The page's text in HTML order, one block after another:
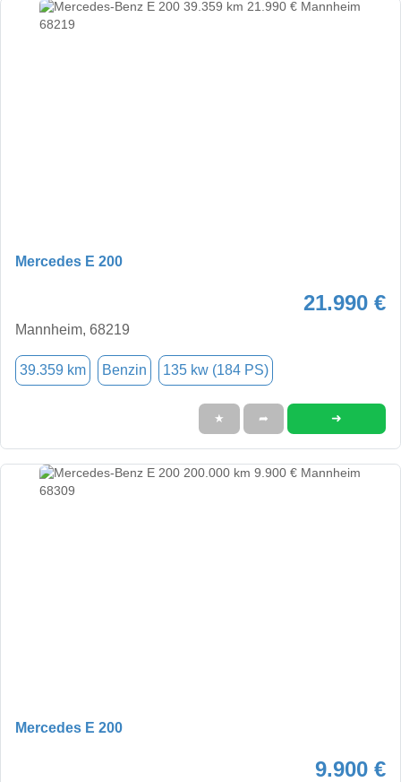
Mercedes E 200
21.990 €
Mannheim, 68219
39.359 km Benzin 135 kw (184 PS)
★ ➦ ➜
Mercedes E 200
9.900 €